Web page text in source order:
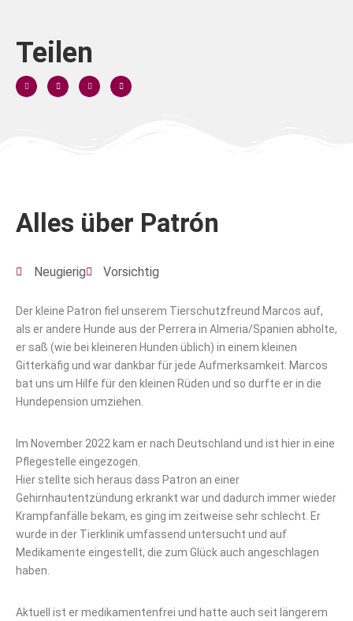
Teilen
Alles über Patrón
Neugierig Vorsichtig
Der kleine Patron fiel unserem Tierschutzfreund Marcos auf,
als er andere Hunde aus der Perrera in Almeria/Spanien abholte,
er saß (wie bei kleineren Hunden üblich) in einem kleinen
Gitterkäfig und war dankbar für jede Aufmerksamkeit. Marcos
bat uns um Hilfe für den kleinen Rüden und so durfte er in die
Hundepension umziehen.
Im November 2022 kam er nach Deutschland und ist hier in eine
Pflegestelle eingezogen.
Hier stellte sich heraus dass Patron an einer
Gehirnhautentzündung erkrankt war und dadurch immer wieder
Krampfanfälle bekam, es ging im zeitweise sehr schlecht. Er
wurde in der Tierklinik umfassend untersucht und auf
Medikamente eingestellt, die zum Glück auch angeschlagen
haben.
Aktuell ist er medikamentenfrei und hatte auch seit längerem